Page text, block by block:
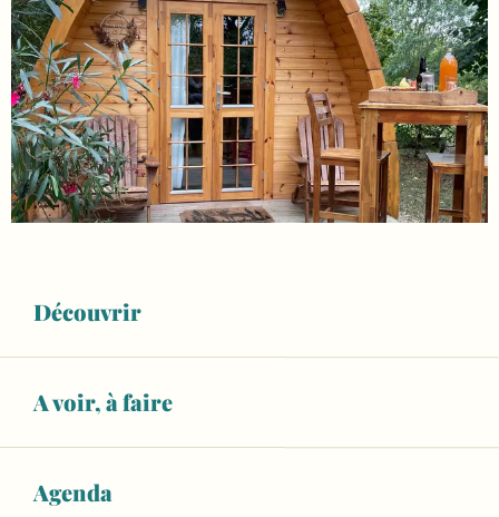
Découvrir
A voir, à faire
Agenda
Ouverture et coordonnées
RÉSERVEZ VOTRE HÉBERGEMENT